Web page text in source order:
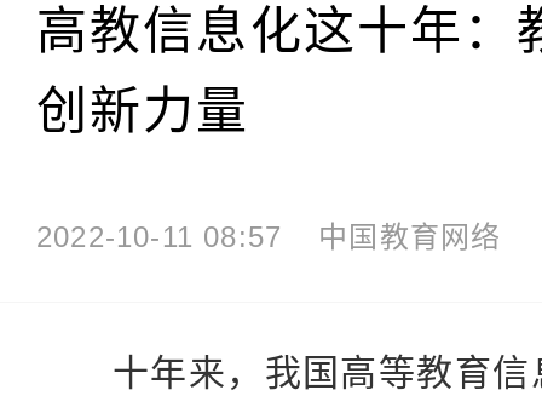
高教信息化这十年：
创新力量
2022-10-11 08:57 中国教育网络
十年来，我国高等教育信